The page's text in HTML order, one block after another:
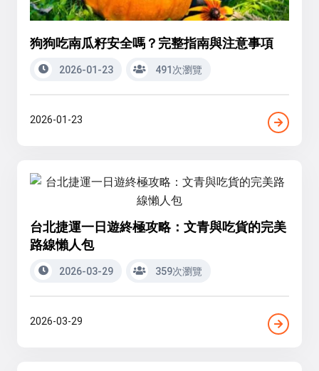
狗狗吃南瓜籽安全嗎？完整指南與注意事項
2026-01-23 491次瀏覽
2026-01-23
台北捷運一日遊終極攻略：文青與吃貨的完美
路線懶人包
2026-03-29 359次瀏覽
2026-03-29